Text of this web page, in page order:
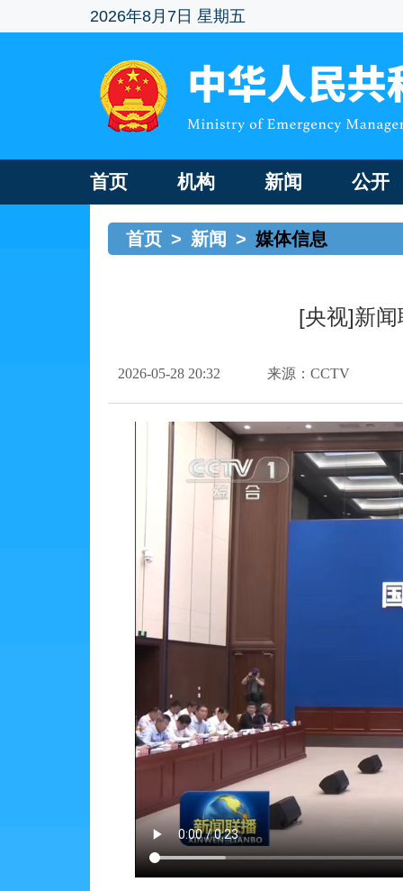
2026年8月7日 星期五
首页 机构 新闻 公开
首页 > 新闻 > 媒体信息
[央视]新闻
2026-05-28 20:32 来源：CCTV